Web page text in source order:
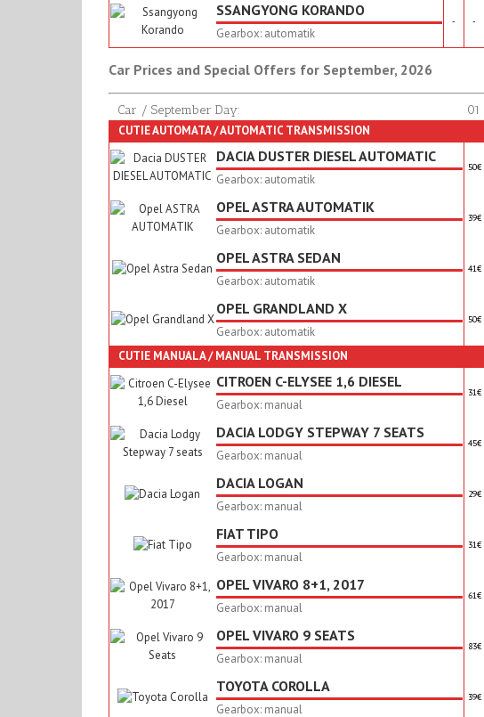
SSANGYONG KORANDO
Gearbox: automatik
- -
Car Prices and Special Offers for September, 2026
Car / September Day: 01
CUTIE AUTOMATA / AUTOMATIC TRANSMISSION
DACIA DUSTER DIESEL AUTOMATIC
Gearbox: automatik
50€
OPEL ASTRA AUTOMATIK
Gearbox: automatik
39€
OPEL ASTRA SEDAN
Gearbox: automatik
41€
OPEL GRANDLAND X
Gearbox: automatik
50€
CUTIE MANUALA / MANUAL TRANSMISSION
CITROEN C-ELYSEE 1,6 DIESEL
Gearbox: manual
31€
DACIA LODGY STEPWAY 7 SEATS
Gearbox: manual
45€
DACIA LOGAN
Gearbox: manual
29€
FIAT TIPO
Gearbox: manual
31€
OPEL VIVARO 8+1, 2017
Gearbox: manual
61€
OPEL VIVARO 9 SEATS
Gearbox: manual
83€
TOYOTA COROLLA
Gearbox: manual
39€